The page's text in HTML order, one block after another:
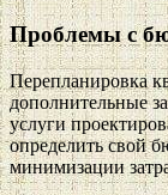
Проблемы с
Перепланировка
дополнительные
услуги
определить свой
минимизации